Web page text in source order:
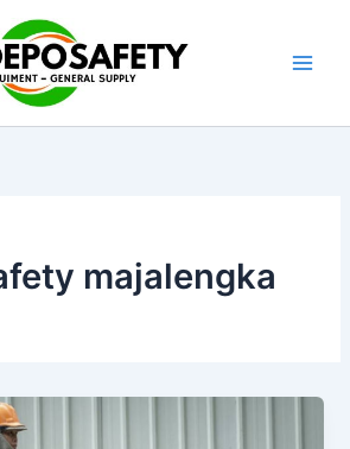
majalengka